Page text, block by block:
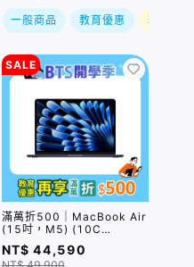
一般商品 教育優惠 現折
SALE
滿萬折500｜MacBook Air
(15吋，M5) (10C
GPU/16GB/512GB) / 四色
(售價已折)｜預購，到貨後
NT$ 44,590